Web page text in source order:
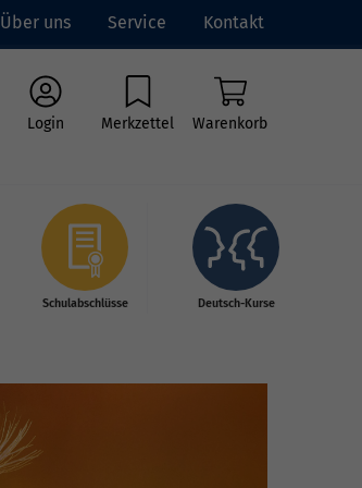
Über uns Service Kontakt
Login Merkzettel Warenkorb
Schulabschlüsse Deutsch-Kurse